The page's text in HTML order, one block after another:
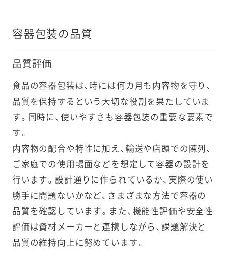
容器包装の品質
品質評価
食品の容器包装は、時には何カ月も内容物を守り、
品質を保持するという大切な役割を果たしていま
す。同時に、使いやすさも容器包装の重要な要素で
す。
内容物の配合や特性に加え、輸送や店頭での陳列、
ご家庭での使用場面などを想定して容器の設計を
行います。設計通りに作られているか、実際の使い
勝手に問題ないかなど、さまざまな方法で容器の
品質を確認しています。また、機能性評価や安全性
評価は資材メーカーと連携しながら、課題解決と
品質の維持向上に努めています。